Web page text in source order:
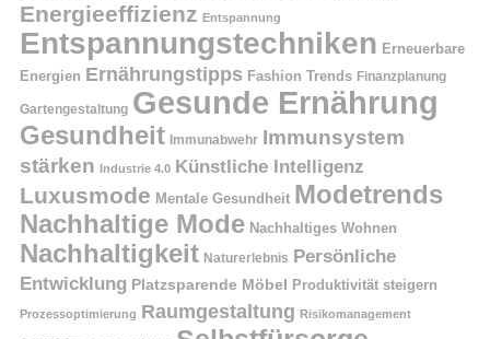
Energieeffizienz Entspannung
Entspannungstechniken Erneuerbare
Energien Ernährungstipps Fashion Trends Finanzplanung
Gartengestaltung Gesunde Ernährung
Gesundheit Immunabwehr Immunsystem
stärken Industrie 4.0 Künstliche Intelligenz
Luxusmode Mentale Gesundheit Modetrends
Nachhaltige Mode Nachhaltiges Wohnen
Nachhaltigkeit Naturerlebnis Persönliche
Entwicklung Platzsparende Möbel Produktivität steigern
Prozessoptimierung Raumgestaltung Risikomanagement